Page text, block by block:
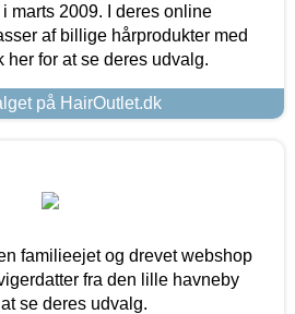
marts 2009. I deres online
af billige hårprodukter med
her for at se deres udvalg.
på HairOutlet.dk
familieejet og drevet webshop
fra den lille havneby
se deres udvalg.